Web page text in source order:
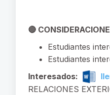
🔴
Estudiantes
Estudiantes
Interesados:
RELACIONES